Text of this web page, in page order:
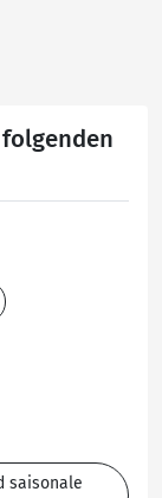
saisonale